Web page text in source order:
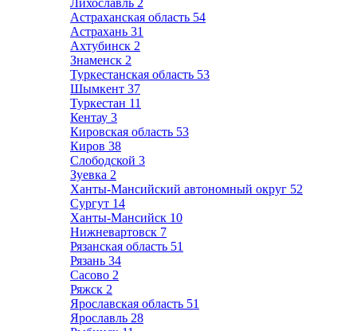
Лихославль 2
Астраханская область 54
Астрахань 31
Ахтубинск 2
Знаменск 2
Туркестанская область 53
Шымкент 37
Туркестан 11
Кентау 3
Кировская область 53
Киров 38
Слободской 3
Зуевка 2
Ханты-Мансийский автономный округ 52
Сургут 14
Ханты-Мансийск 10
Нижневартовск 7
Рязанская область 51
Рязань 34
Сасово 2
Ряжск 2
Ярославская область 51
Ярославль 28